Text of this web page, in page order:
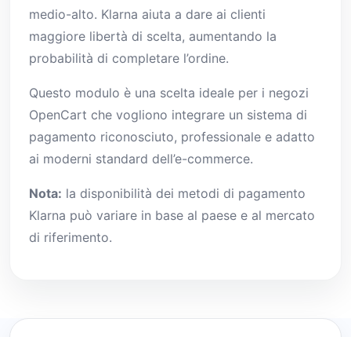
medio-alto. Klarna aiuta a dare ai clienti
maggiore libertà di scelta, aumentando la
probabilità di completare l’ordine.
Questo modulo è una scelta ideale per i negozi
OpenCart che vogliono integrare un sistema di
pagamento riconosciuto, professionale e adatto
ai moderni standard dell’e-commerce.
Nota: la disponibilità dei metodi di pagamento
Klarna può variare in base al paese e al mercato
di riferimento.